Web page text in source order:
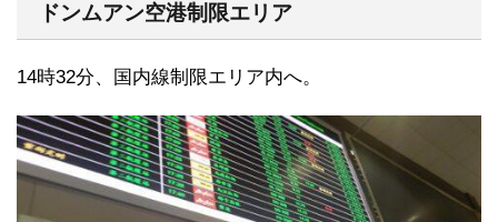
ドンムアン空港制限エリア
14時32分、国内線制限エリア内へ。